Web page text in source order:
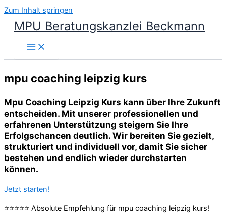
Zum Inhalt springen
MPU Beratungskanzlei Beckmann
mpu coaching leipzig kurs
Mpu Coaching Leipzig Kurs kann über Ihre Zukunft
entscheiden. Mit unserer professionellen und
erfahrenen Unterstützung steigern Sie Ihre
Erfolgschancen deutlich. Wir bereiten Sie gezielt,
strukturiert und individuell vor, damit Sie sicher
bestehen und endlich wieder durchstarten
können.
Jetzt starten!
⭐⭐⭐⭐⭐ Absolute Empfehlung für mpu coaching leipzig kurs!